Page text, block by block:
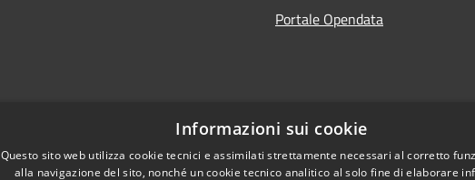
Portale Opendata
Informazioni sui cookie
Questo sito web utilizza cookie tecnici e assimilati strettamente necessari al corretto
alla navigazione del sito, nonché un cookie tecnico analitico al solo fine di elaborare